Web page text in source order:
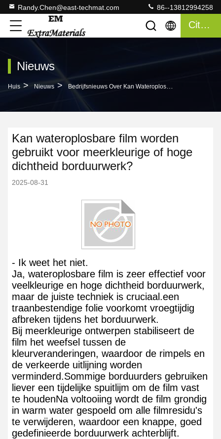
Randy.Chen@east-techmat.com 86--13812994258
Citaat
Nieuws
Huis > Nieuws > Bedrijfsnieuws Over Kan Wateroplosbare Film Worden Gebruikt Voor Meerkleurige Of Hoge Dichtheid Borduurwerk?
Kan wateroplosbare film worden
gebruikt voor meerkleurige of hoge
dichtheid borduurwerk?
2025-08-31
- Ik weet het niet.
Ja, wateroplosbare film is zeer effectief voor
veelkleurige en hoge dichtheid borduurwerk,
maar de juiste techniek is cruciaal.een
traanbestendige folie voorkomt vroegtijdig
afbreken tijdens het borduurwerk.
Bij meerkleurige ontwerpen stabiliseert de
film het weefsel tussen de
kleurveranderingen, waardoor de rimpels en
de verkeerde uitlijning worden
verminderd.Sommige borduurders gebruiken
liever een tijdelijke spuitlijm om de film vast
te houdenNa voltooiing wordt de film grondig
in warm water gespoeld om alle filmresidu's
te verwijderen, waardoor een knappe, goed
gedefinieerde borduurwerk achterblijft.